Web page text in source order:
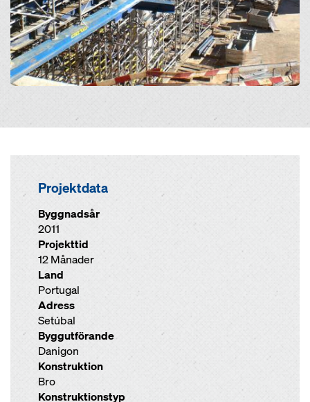
Projektdata
Byggnadsår
2011
Projekttid
12 Månader
Land
Portugal
Adress
Setúbal
Byggutförande
Danigon
Konstruktion
Bro
Konstruktionstyp